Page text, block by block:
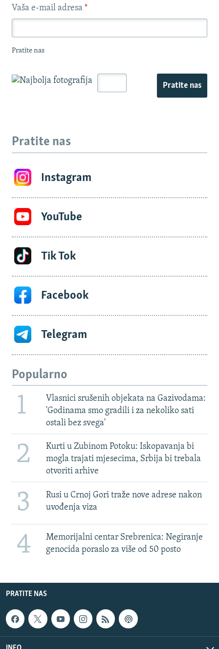
Vaša e-mail adresa *
Pratite nas
Pratite nas
Pratite nas
Instagram
YouTube
Tik Tok
Facebook
Telegram
Popularno
1
Vlasnici srušenih objekata na Gazivodama:
'Godinama smo gradili i za nekoliko sati
ostali bez svega'
2
Kurti u Zubinom Potoku: Iskopavanja bi
mogla trajati mjesecima, Srbija bi trebala
otvoriti arhive
3
Rusi u Crnoj Gori traže nove adrese nakon
uvođenja viza
4
Memorijalni centar Srebrenica: Negiranje
genocida poraslo za više od 50 posto
PRATITE NAS